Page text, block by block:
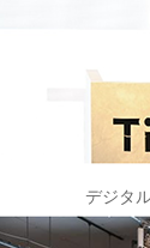
デジタ